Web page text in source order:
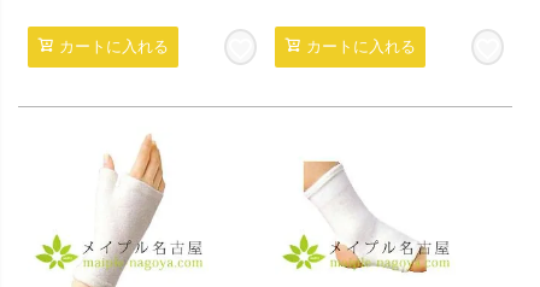
カートに入れる カートに入れる